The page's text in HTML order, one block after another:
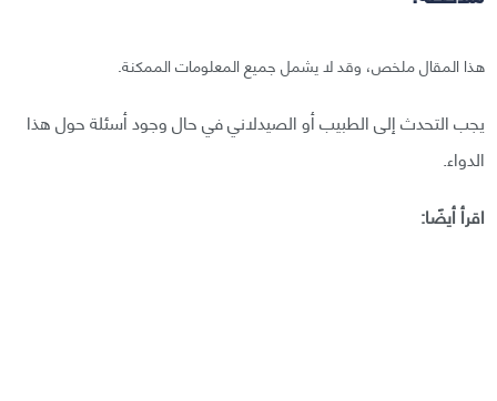
هذا المقال ملخص، وقد لا يشمل جميع المعلومات الممكنة.
يجب التحدث إلى الطبيب أو الصيدلاني في حال وجود أسئلة حول هذا
الدواء.
اقرأ أيضًا: